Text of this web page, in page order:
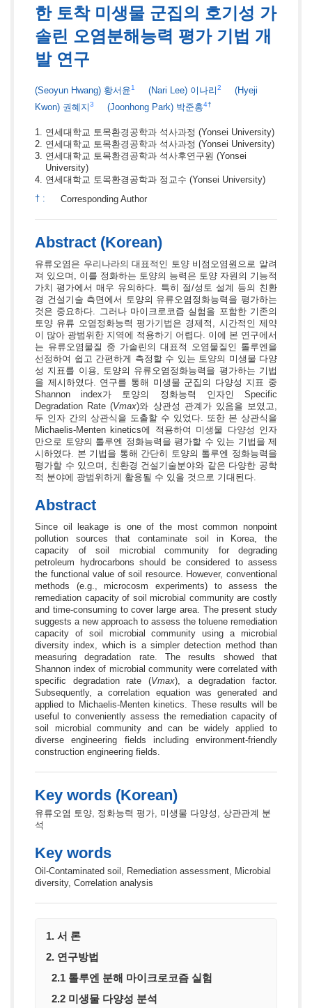
한 토착 미생물 군집의 호기성 가
솔린 오염분해능력 평가 기법 개
발 연구
(Seoyun Hwang) 황서윤1 (Nari Lee) 이나리2
(Hyeji
Kwon) 권혜지3 (Joonhong Park) 박준홍4†
연세대학교 토목환경공학과 석사과정 (Yonsei University)
연세대학교 토목환경공학과 석사과정 (Yonsei University)
연세대학교 토목환경공학과 석사후연구원 (Yonsei
University)
연세대학교 토목환경공학과 정교수 (Yonsei University)
† : Corresponding Author
Abstract (Korean)
유류오염은 우리나라의 대표적인 토양 비점오염원으로 알려
져 있으며, 이를 정화하는 토양의 능력은 토양 자원의 기능적
가치 평가에서 매우 유의하다. 특히 절/성토 설계 등의 친환
경 건설기술 측면에서 토양의 유류오염정화능력을 평가하는
것은 중요하다. 그러나 마이크로코즘 실험을 포함한 기존의
토양 유류 오염정화능력 평가기법은 경제적, 시간적인 제약
이 많아 광범위한 지역에 적용하기 어렵다. 이에 본 연구에서
는 유류오염물질 중 가솔린의 대표적 오염물질인 톨루엔을
선정하여 쉽고 간편하게 측정할 수 있는 토양의 미생물 다양
성 지표를 이용, 토양의 유류오염정화능력을 평가하는 기법
을 제시하였다. 연구를 통해 미생물 군집의 다양성 지표 중
Shannon index가 토양의 정화능력 인자인 Specific
Degradation Rate (Vmax)와 상관성 관계가 있음을 보였고,
두 인자 간의 상관식을 도출할 수 있었다. 또한 본 상관식을
Michaelis-Menten kinetics에 적용하여 미생물 다양성 인자
만으로 토양의 톨루엔 정화능력을 평가할 수 있는 기법을 제
시하였다. 본 기법을 통해 간단히 토양의 톨루엔 정화능력을
평가할 수 있으며, 친환경 건설기술분야와 같은 다양한 공학
적 분야에 광범위하게 활용될 수 있을 것으로 기대된다.
Abstract
Since oil leakage is one of the most common nonpoint
pollution sources that contaminate soil in Korea, the
capacity of soil microbial community for degrading
petroleum hydrocarbons should be considered to assess
the functional value of soil resource. However, conventional
methods (e.g., microcosm experiments) to assess the
remediation capacity of soil microbial community are costly
and time-consuming to cover large area. The present study
suggests a new approach to assess the toluene remediation
capacity of soil microbial community using a microbial
diversity index, which is a simpler detection method than
measuring degradation rate. The results showed that
Shannon index of microbial community were correlated with
specific degradation rate (Vmax), a degradation factor.
Subsequently, a correlation equation was generated and
applied to Michaelis-Menten kinetics. These results will be
useful to conveniently assess the remediation capacity of
soil microbial community and can be widely applied to
diverse engineering fields including environment-friendly
construction engineering fields.
Key words (Korean)
유류오염 토양, 정화능력 평가, 미생물 다양성, 상관관계 분
석
Key words
Oil-Contaminated soil, Remediation assessment, Microbial
diversity, Correlation analysis
1. 서 론
2. 연구방법
2.1 톨루엔 분해 마이크로코즘 실험
2.2 미생물 다양성 분석